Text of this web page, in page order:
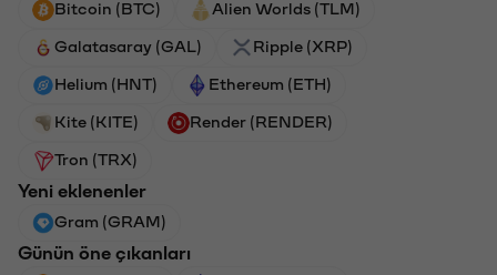
Bitcoin (BTC) Alien Worlds (TLM)
Galatasaray (GAL) Ripple (XRP)
Helium (HNT) Ethereum (ETH)
Kite (KITE) Render (RENDER)
Tron (TRX)
Yeni eklenenler
Gram (GRAM)
Günün öne çıkanları